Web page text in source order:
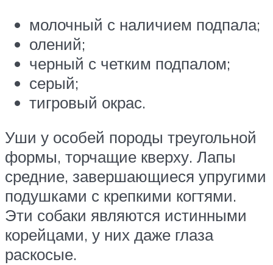
молочный с наличием подпала;
олений;
черный с четким подпалом;
серый;
тигровый окрас.
Уши у особей породы треугольной
формы, торчащие кверху. Лапы
средние, завершающиеся упругими
подушками с крепкими когтями.
Эти собаки являются истинными
корейцами, у них даже глаза
раскосые.